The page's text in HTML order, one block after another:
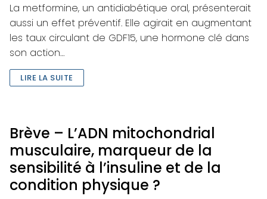
La metformine, un antidiabétique oral, présenterait
aussi un effet préventif. Elle agirait en augmentant
les taux circulant de GDF15, une hormone clé dans
son action…
LIRE LA SUITE
Brève – L’ADN mitochondrial
musculaire, marqueur de la
sensibilité à l’insuline et de la
condition physique ?